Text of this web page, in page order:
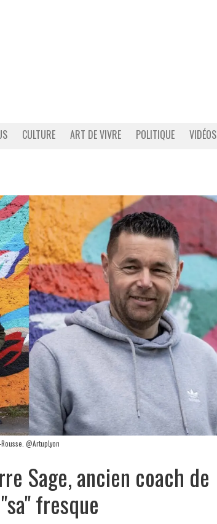
CULTURE ART DE VIVRE POLITIQUE VIDÉOS
@ArtupLyon
Sage, ancien coach de
fresque